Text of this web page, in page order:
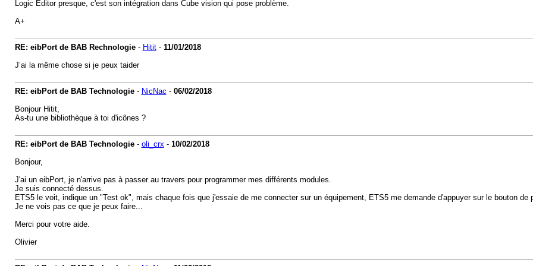
Logic Editor presque, c'est son intégration dans Cube vision qui pose problème.
A+
RE: eibPort de BAB Rechnologie- Hitit- 11/01/2018
J’ai la même chose si je peux taider
RE: eibPort de BAB Technologie- NicNac - 06/02/2018
Bonjour Hitit,
As-tu une bibliothèque à toi d'icônes ?
RE: eibPort de BAB Technologie- oli_crx- 10/02/2018
Bonjour,
J'ai un eibPort, je n'arrive pas à passer au travers pour programmer mes différents modules.
Je suis connecté dessus.
ETS5 le voit, indique un "Test ok", mais chaque fois que j'essaie de me connecter sur un équipement, ETS5 me demande d'appuyer sur le bouton de
Je ne vois pas ce que je peux faire...
Merci pour votre aide.
Olivier